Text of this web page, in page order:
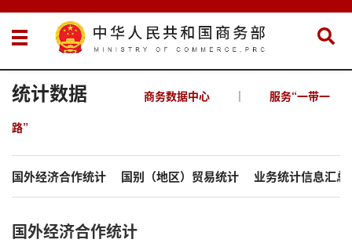
统计数据 商务数据中心 ｜
服务“一带一
路”
国外经济合作统计 国别（地区）贸易统计 业务统计信息汇总
国外经济合作统计